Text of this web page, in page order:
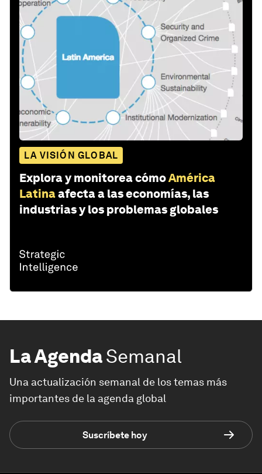
LA VISIÓN GLOBAL
Explora y monitorea cómoAmérica
Latinaafecta a las economías, las
industrias y los problemas globales
La AgendaSemanal
Una actualización semanal de los temas más
importantes de la agenda global
Suscríbete hoy